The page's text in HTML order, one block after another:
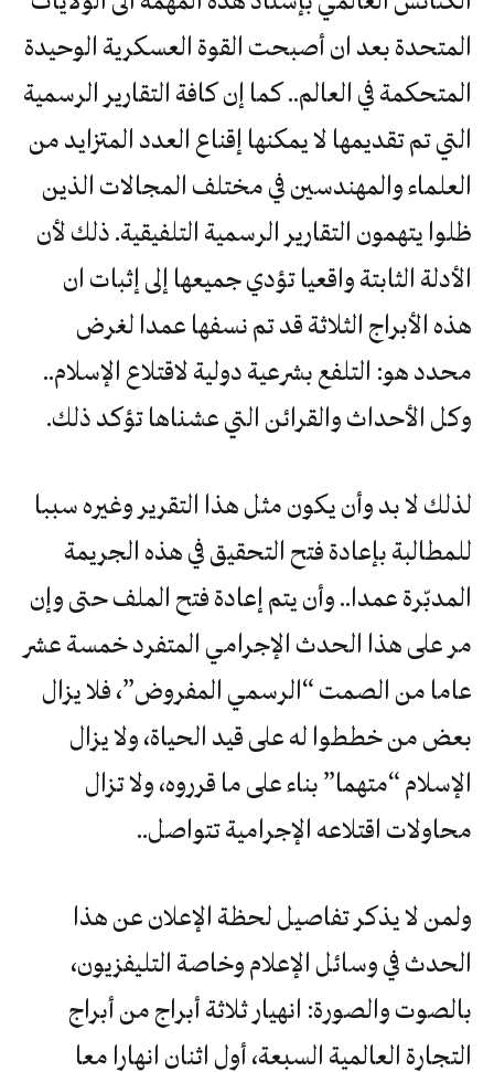
المتحدة بعد ان أصبحت القوة العسكرية الوحيدة
المتحكمة في العالم.. كما إن كافة التقارير الرسمية
التي تم تقديمها لا يمكنها إقناع العدد المتزايد من
العلماء والمهندسين في مختلف المجالات الذين
ظلوا يتهمون التقارير الرسمية التلفيقية. ذلك لأن
الأدلة الثابتة واقعيا تؤدي جميعها إلى إثبات ان
هذه الأبراج الثلاثة قد تم نسفها عمدا لغرض
محدد هو: التلفع بشرعية دولية لاقتلاع الإسلام..
وكل الأحداث والقرائن التي عشناها تؤكد ذلك.
لذلك لا بد وأن يكون مثل هذا التقرير وغيره سببا
للمطالبة بإعادة فتح التحقيق في هذه الجريمة
المدبّرة عمدا.. وأن يتم إعادة فتح الملف حتى وإن
مر على هذا الحدث الإجرامي المتفرد خمسة عشر
عاما من الصمت “الرسمي المفروض”، فلا يزال
بعض من خططوا له على قيد الحياة، ولا يزال
الإسلام “متهما” بناء على ما قرروه، ولا تزال
محاولات اقتلاعه الإجرامية تتواصل..
ولمن لا يذكر تفاصيل لحظة الإعلان عن هذا
الحدث في وسائل الإعلام وخاصة التليفزيون،
بالصوت والصورة: انهيار ثلاثة أبراج من أبراج
التجارة العالمية السبعة، أول اثنان انهارا معا